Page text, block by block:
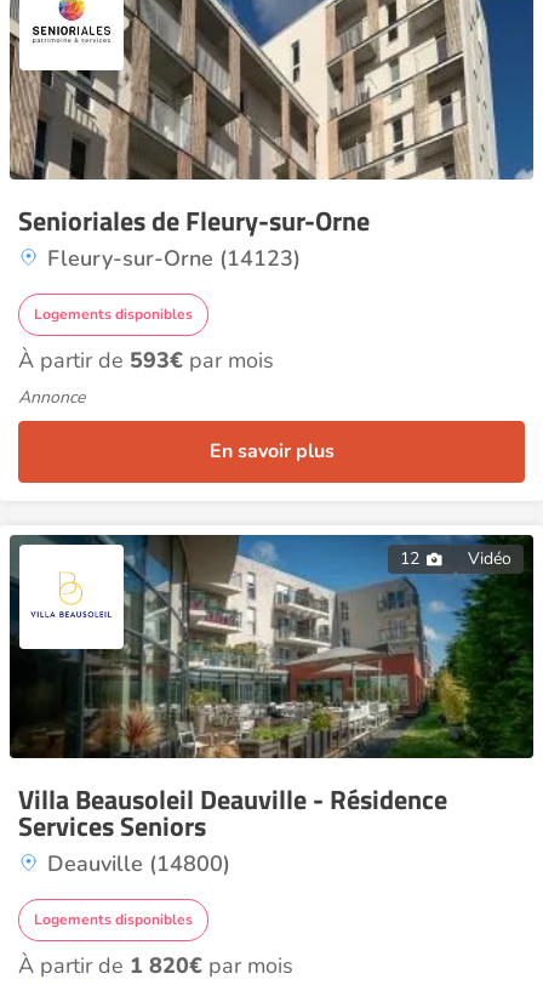
Senioriales de Fleury-sur-Orne
Fleury-sur-Orne (14123)
Logements disponibles
À partir de 593€ par mois
Annonce
En savoir plus
12 Vidéo
Villa Beausoleil Deauville - Résidence
Services Seniors
Deauville (14800)
Logements disponibles
À partir de 1 820€ par mois